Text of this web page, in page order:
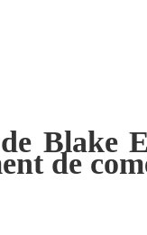
Blake
de